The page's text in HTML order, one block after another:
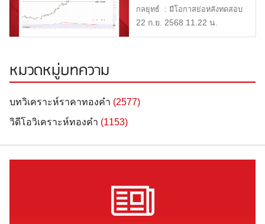
2568
กลยุทธ์ : มีโอกาสย่อหลังทดสอบ
$3700 แนวรับ : $3,660 […]
22 ก.ย. 2568 11.22 น.
หมวดหมู่บทความ
บทวิเคราะห์ราคาทองคำ (2577)
วิดีโอวิเคราะห์ทองคำ (1153)